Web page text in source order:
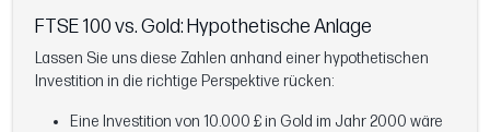
FTSE 100 vs. Gold: Hypothetische Anlage
Lassen Sie uns diese Zahlen anhand einer hypothetischen
Investition in die richtige Perspektive rücken:
Eine Investition von 10.000 £ in Gold im Jahr 2000 wäre